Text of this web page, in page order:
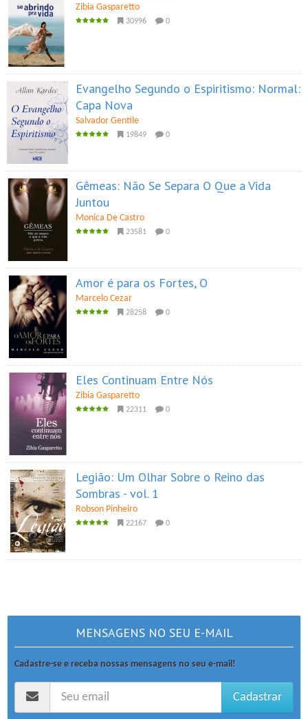
Zibia Gasparetto
30996 0
Evangelho Segundo o Espiritismo: Normal:
Capa Nova
Salvador Gentile
19849 0
Gêmeas: Não Se Separa O Que a Vida
Juntou
Monica De Castro
23581 0
Amor é para os Fortes, O
Marcelo Cezar
28258 0
Eles Continuam Entre Nós
Zibia Gasparetto
22311 0
Legião: Um Olhar Sobre o Reino das
Sombras - vol. 1
Robson Pinheiro
22167 0
MENSAGENS NO SEU E-MAIL
Cadastre-se e receba nossas mensagens no seu e-mail!
Cadastrar